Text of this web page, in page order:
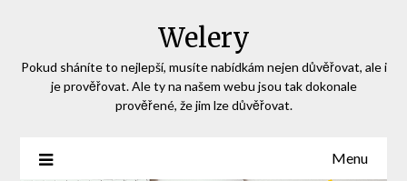
Welery
Pokud sháníte to nejlepší, musíte nabídkám nejen důvěřovat, ale i
je prověřovat. Ale ty na našem webu jsou tak dokonale
prověřené, že jim lze důvěřovat.
Menu